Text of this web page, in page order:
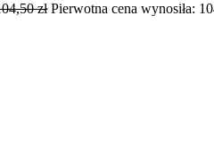
zł Pierwotna cena wynosiła: